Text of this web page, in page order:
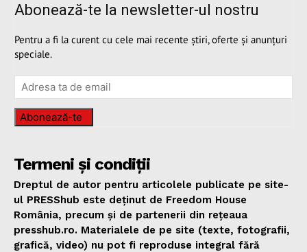
Abonează-te la newsletter-ul nostru
Pentru a fi la curent cu cele mai recente știri, oferte și anunțuri
speciale.
Abonează-te
Termeni și condiții
Dreptul de autor pentru articolele publicate pe site-
ul PRESShub este deținut de Freedom House
România, precum și de partenerii din rețeaua
presshub.ro. Materialele de pe site (texte, fotografii,
grafică, video) nu pot fi reproduse integral fără